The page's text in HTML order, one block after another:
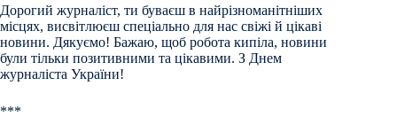
Дорогий журналіст, ти буваєш в найрізноманітніших
місцях, висвітлюєш спеціально для нас свіжі й цікаві
новини. Дякуємо! Бажаю, щоб робота кипіла, новини
були тільки позитивними та цікавими. З Днем
журналіста України!
***